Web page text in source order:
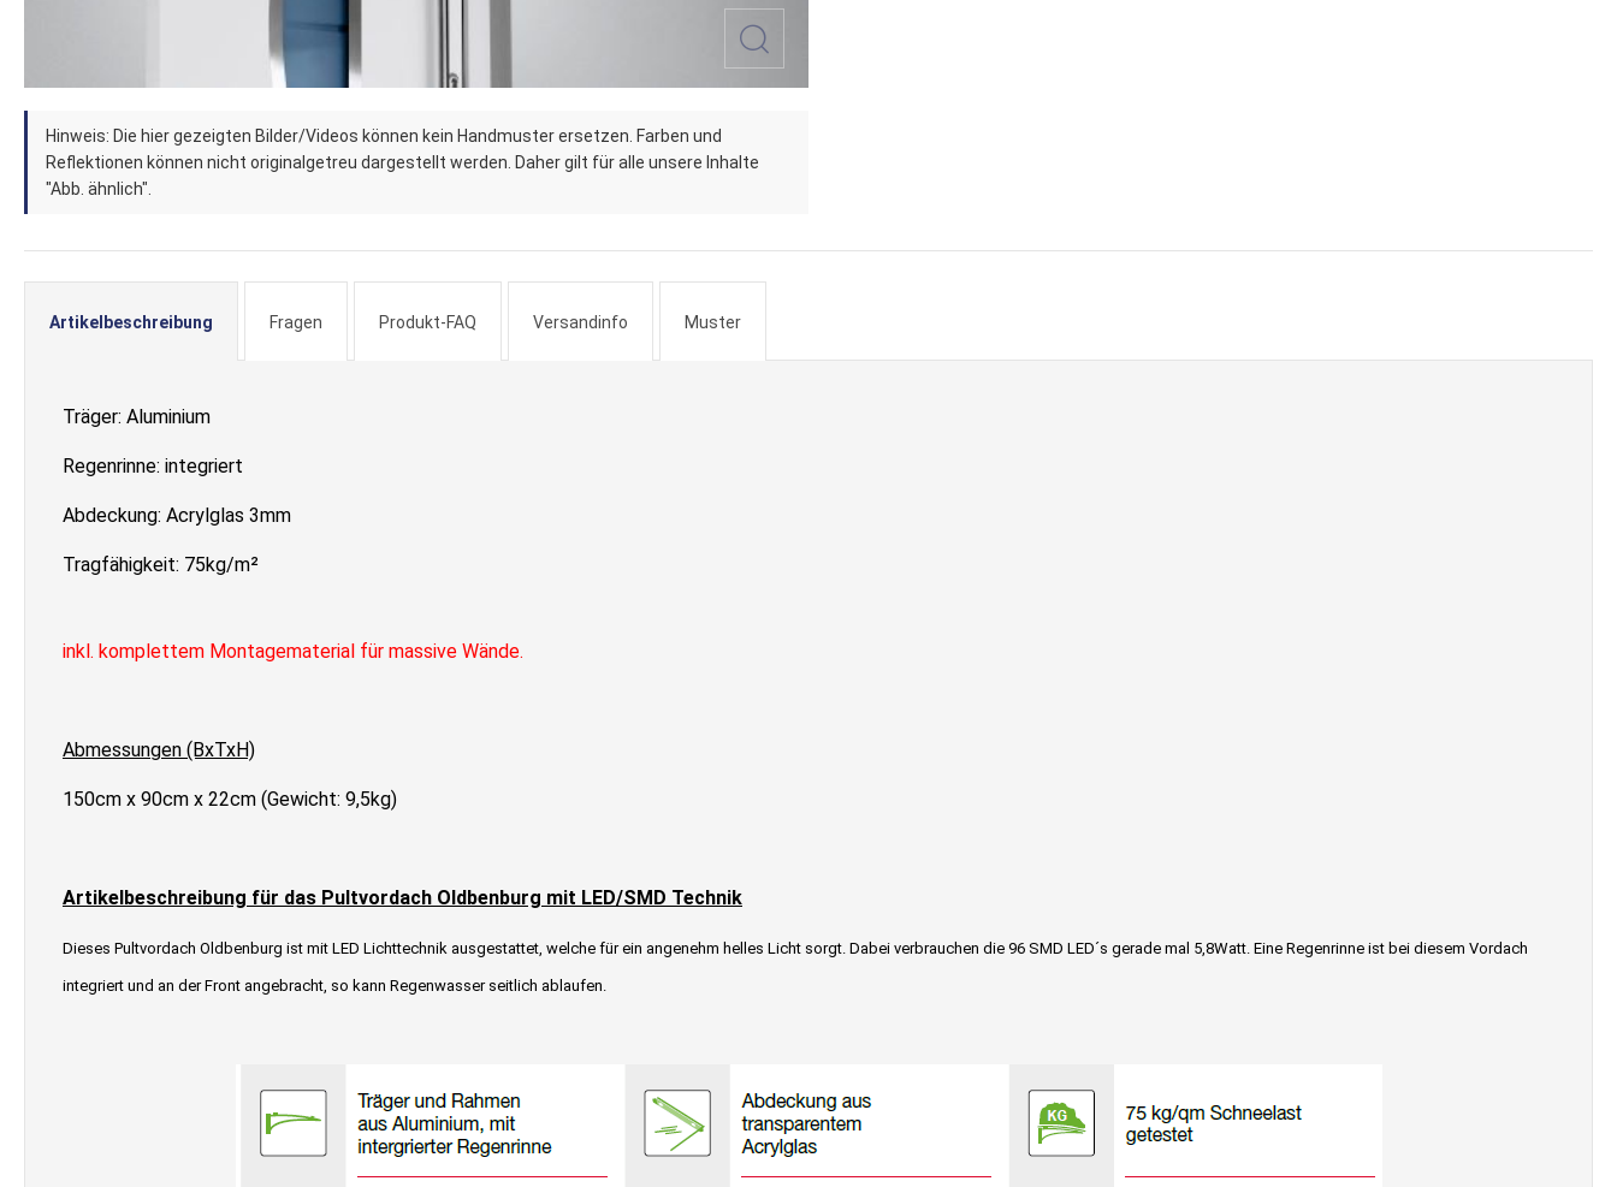
Zum
Anfang
der
Bildergalerie
springen
Hinweis: Die hier gezeigten Bilder/Videos können kein Handmuster ersetzen. Farben und
Reflektionen können nicht originalgetreu dargestellt werden. Daher gilt für alle unsere Inhalte
"Abb. ähnlich".
Artikelbeschreibung
Träger: Aluminium
Regenrinne: integriert
Abdeckung: Acrylglas 3mm
Tragfähigkeit: 75kg/m²
inkl. komplettem Montagematerial für massive Wände.
Abmessungen (BxTxH)
150cm x 90cm x 22cm (Gewicht: 9,5kg)
Artikelbeschreibung für das Pultvordach Oldbenburg mit LED/SMD Technik
Dieses Pultvordach Oldbenburg ist mit LED Lichttechnik ausgestattet, welche für ein angenehm helles Licht sorgt. Dabei verbrauchen die 96 SMD LED´s gerade mal 5,8Watt. Eine Regenrinne ist bei diesem Vordach
integriert und an der Front angebracht, so kann Regenwasser seitlich ablaufen.
Fragen Produkt-FAQ Versandinfo Muster